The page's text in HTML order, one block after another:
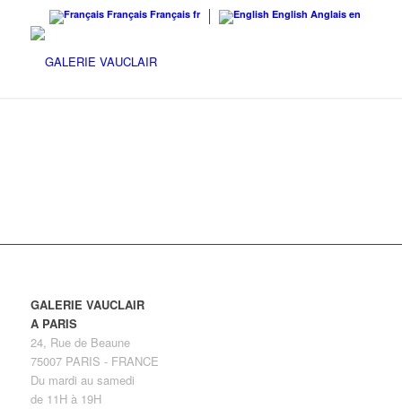
Français Français fr English Anglais en
GALERIE VAUCLAIR
A PARIS
24, Rue de Beaune
75007 PARIS - FRANCE
Du mardi au samedi
de 11H à 19H